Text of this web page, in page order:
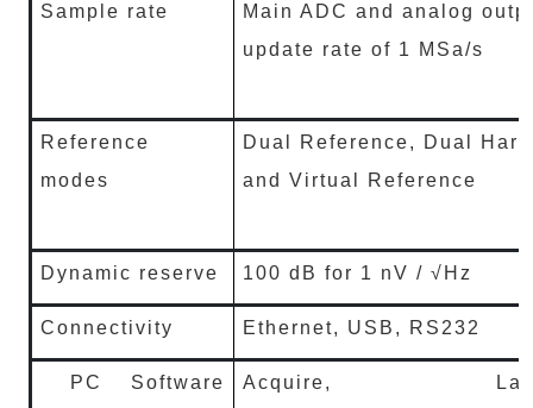
Sample rate
Main ADC and analog
update rate of 1 MSa/s
Reference
modes
Dual Reference, Dual
and Virtual Reference
Dynamic reserve 100 dB for 1 nV / √Hz
Connectivity Ethernet, USB, RS232
PC Software
Acquire,